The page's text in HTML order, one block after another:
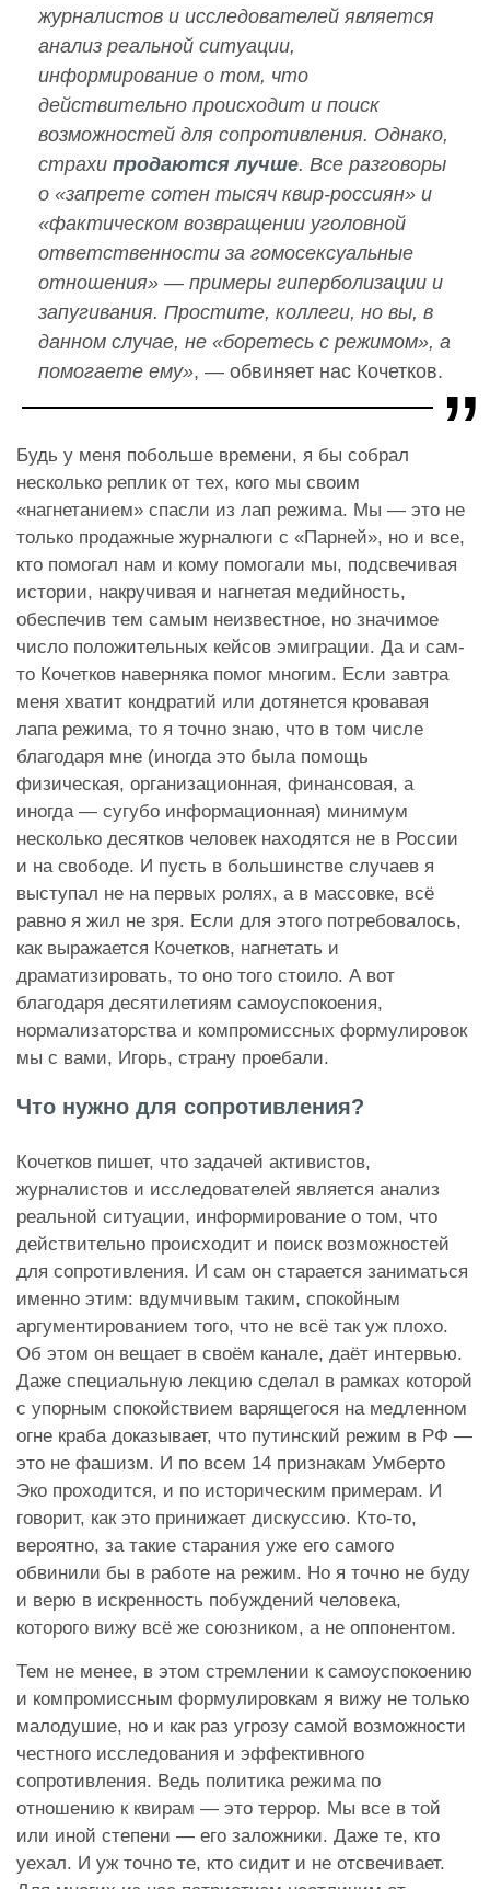
журналистов и исследователей является
анализ реальной ситуации,
информирование о том, что
действительно происходит и поиск
возможностей для сопротивления. Однако,
страхи продаются лучше. Все разговоры
о «запрете сотен тысяч квир-россиян» и
«фактическом возвращении уголовной
ответственности за гомосексуальные
отношения» — примеры гиперболизации и
запугивания. Простите, коллеги, но вы, в
данном случае, не «боретесь с режимом», а
помогаете ему», — обвиняет нас Кочетков.
Будь у меня побольше времени, я бы собрал
несколько реплик от тех, кого мы своим
«нагнетанием» спасли из лап режима. Мы — это не
только продажные журналюги с «Парней», но и все,
кто помогал нам и кому помогали мы, подсвечивая
истории, накручивая и нагнетая медийность,
обеспечив тем самым неизвестное, но значимое
число положительных кейсов эмиграции. Да и сам-
то Кочетков наверняка помог многим. Если завтра
меня хватит кондратий или дотянется кровавая
лапа режима, то я точно знаю, что в том числе
благодаря мне (иногда это была помощь
физическая, организационная, финансовая, а
иногда — сугубо информационная) минимум
несколько десятков человек находятся не в России
и на свободе. И пусть в большинстве случаев я
выступал не на первых ролях, а в массовке, всё
равно я жил не зря. Если для этого потребовалось,
как выражается Кочетков, нагнетать и
драматизировать, то оно того стоило. А вот
благодаря десятилетиям самоуспокоения,
нормализаторства и компромиссных формулировок
мы с вами, Игорь, страну проебали.
Что нужно для сопротивления?
Кочетков пишет, что задачей активистов,
журналистов и исследователей является анализ
реальной ситуации, информирование о том, что
действительно происходит и поиск возможностей
для сопротивления. И сам он старается заниматься
именно этим: вдумчивым таким, спокойным
аргументированием того, что не всё так уж плохо.
Об этом он вещает в своём канале, даёт интервью.
Даже специальную лекцию сделал в рамках которой
с упорным спокойствием варящегося на медленном
огне краба доказывает, что путинский режим в РФ —
это не фашизм. И по всем 14 признакам Умберто
Эко проходится, и по историческим примерам. И
говорит, как это принижает дискуссию. Кто-то,
вероятно, за такие старания уже его самого
обвинили бы в работе на режим. Но я точно не буду
и верю в искренность побуждений человека,
которого вижу всё же союзником, а не оппонентом.
Тем не менее, в этом стремлении к самоуспокоению
и компромиссным формулировкам я вижу не только
малодушие, но и как раз угрозу самой возможности
честного исследования и эффективного
сопротивления. Ведь политика режима по
отношению к квирам — это террор. Мы все в той
или иной степени — его заложники. Даже те, кто
уехал. И уж точно те, кто сидит и не отсвечивает.